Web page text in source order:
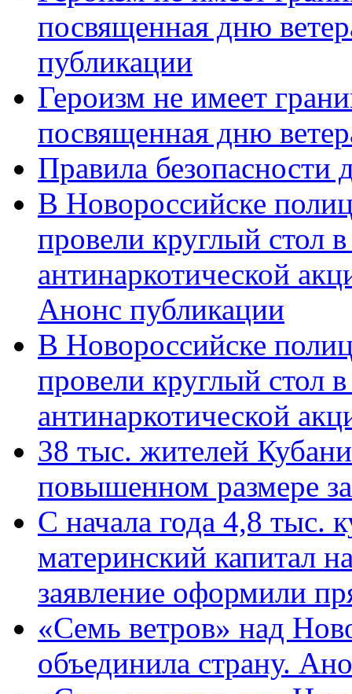
посвященная дню
публикации
Героизм не имеет
посвященная дню
Правила безопасности
В Новороссийске
провели круглый стол
антинаркотической
Анонс публикации
В Новороссийске
провели круглый стол
антинаркотической
38 тыс. жителей
повышенном размере
С начала года 4,8 тыс.
материнский капитал
заявление оформили
«Семь ветров» над
объединила страну.